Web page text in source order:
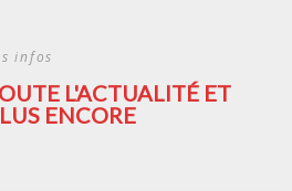
infos
L'ACTUALITÉ ET
ENCORE